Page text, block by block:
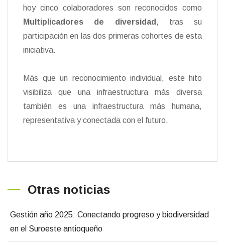
hoy cinco colaboradores son reconocidos como
Multiplicadores de diversidad , tras su
participación en las dos primeras cohortes de esta
iniciativa.
Más que un reconocimiento individual, este hito
visibiliza que una infraestructura más diversa
también es una infraestructura más humana,
representativa y conectada con el futuro.
Otras noticias
Gestión año 2025: Conectando progreso y biodiversidad
en el Suroeste antioqueño